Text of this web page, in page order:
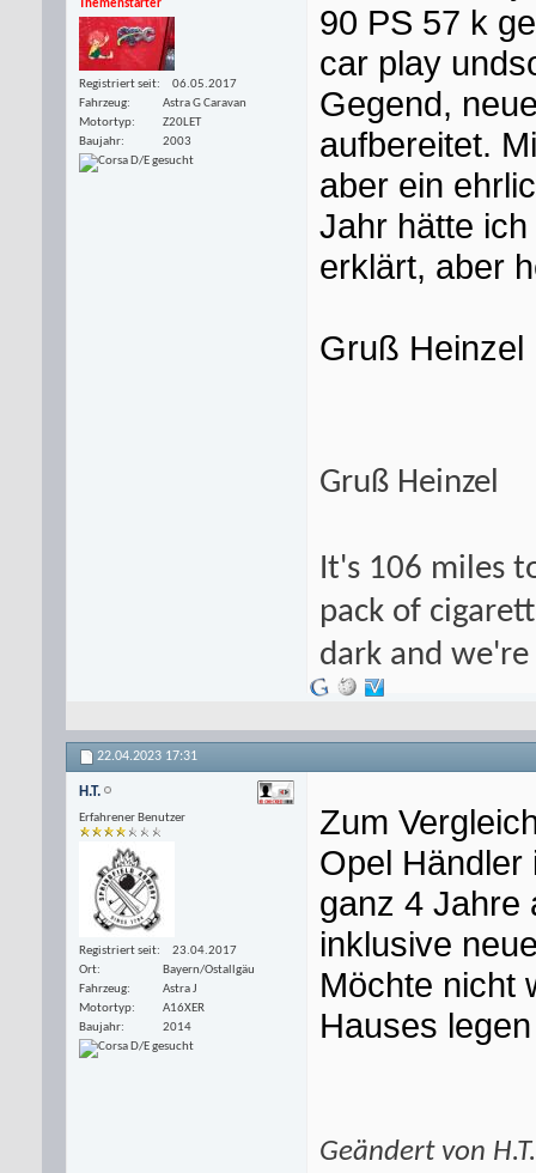
Themenstarter
Registriert seit
06.05.2017
Fahrzeug
Astra G Caravan
Motortyp
Z20LET
Baujahr
2003
90 PS 57 k
car play
Gegend,
aufbereitet.
aber ein
Jahr hätte
erklärt, aber
Gruß Heinzel
Gruß Heinzel
It's 106 miles
pack of
dark and
22.04.2023 17:31
H.T.
Erfahrener Benutzer
Registriert seit
23.04.2017
Ort
Bayern/Ostallgäu
Fahrzeug
Astra J
Motortyp
A16XER
Baujahr
2014
Zum
Opel Händler
ganz 4 Jahre
inklusive
Möchte nicht
Hauses
Geändert von